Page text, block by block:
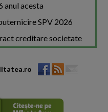
anul acesta
SPV 2026
creditare societate